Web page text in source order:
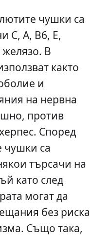
чушки са
С, А, В6, Е,
В
както
и
на нервна
против
Според
чушки са
търсачи на
като след
могат да
без риска
Също така,